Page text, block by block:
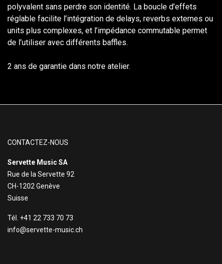
polyvalent sans perdre son identité. La boucle d’effets
réglable facilite l’intégration de delays, reverbs externes ou
units plus complexes, et l’impédance commutable permet
de l’utiliser avec différents baffles.
2 ans de garantie dans notre atelier.
CONTACTEZ-NOUS
Servette Music SA
Rue de la Servette 92
CH-1202 Genève
Suisse
Tél. +41 22 733 70 73
info@servette-music.ch